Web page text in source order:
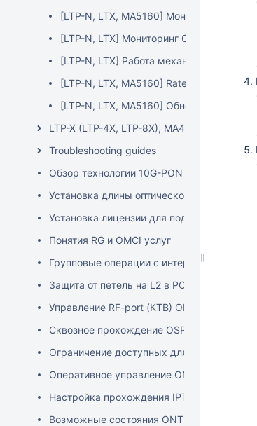
[LTP-N, LTX, MA5160] Мониторинг
[LTP-N, LTX] Мониторинг ONT
[LTP-N, LTX] Работа механизма DBA
[LTP-N, LTX, MA5160] Rate-limit на
[LTP-N, LTX, MA5160] Обновление ONT
LTP-X (LTP-4X, LTP-8X), MA4000-PX
Troubleshooting guides
Обзор технологии 10G-PON Eltex
Установка длины оптической линии
Установка лицензии для подключения
Понятия RG и OMCI услуг
Групповые операции с интерфейсами в CLI
Защита от петель на L2 в PON
Управление RF-port (КТВ) ONT со стороны
Сквозное прохождение OSPF / IPv6
Ограничение доступных для ONT multicast
Оперативное управление ONT с OLT
Настройка прохождения IPTV multicast
Возможные состояния ONT на OLT